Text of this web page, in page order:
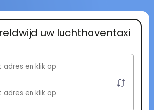
uw luchthaventaxi